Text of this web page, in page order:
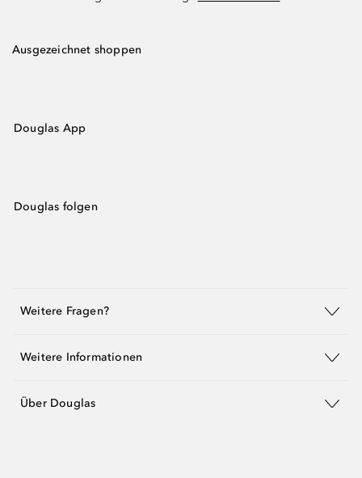
Ausgezeichnet shoppen
Douglas App
Douglas folgen
Weitere Fragen?
Weitere Informationen
Über Douglas